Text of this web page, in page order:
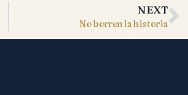
NEXT
No borren la historia